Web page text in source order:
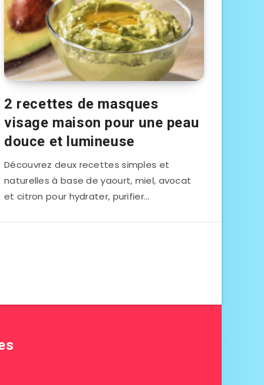
2 recettes de masques
visage maison pour une peau
douce et lumineuse
Découvrez deux recettes simples et
naturelles à base de yaourt, miel, avocat
et citron pour hydrater, purifier…